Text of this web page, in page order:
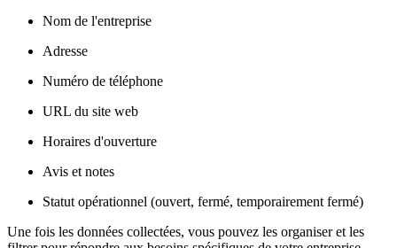
Nom de l'entreprise
Adresse
Numéro de téléphone
URL du site web
Horaires d'ouverture
Avis et notes
Statut opérationnel (ouvert, fermé, temporairement fermé)
Une fois les données collectées, vous pouvez les organiser et les